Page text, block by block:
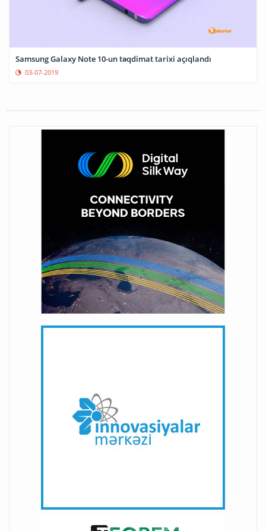
Samsung Galaxy Note 10-un təqdimat tarixi açıqlandı
03-07-2019